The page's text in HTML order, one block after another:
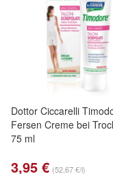
Dottor Ciccarelli
Fersen Creme bei
75 ml
3,95 € (52,67 €/l)